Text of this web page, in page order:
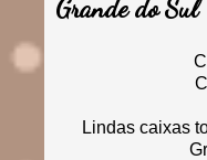
Grande do Sul
Lindas caixas